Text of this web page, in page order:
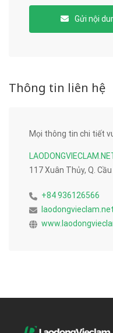
Gửi nội
Thông tin liên hệ
Mọi thông tin chi tiết
117 Xuân Thủy, Q. Cầu
+84 936126566